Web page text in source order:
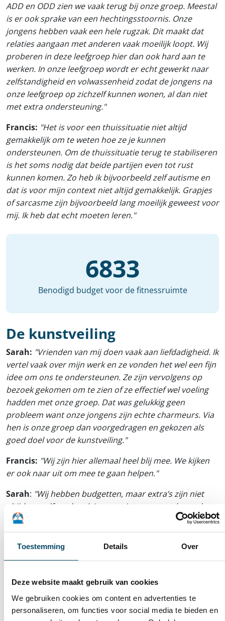
Toestemming Details Over
Deze website maakt gebruik van cookies
We gebruiken cookies om content en advertenties te
personaliseren, om functies voor social media te bieden en
ADD en ODD zien we vaak terug bij onze groep. Meestal
is er ook sprake van een hechtingsstoornis. Onze
jongens hebben vaak een hele rugzak. Dit maakt dat
relaties aangaan met anderen vaak moeilijk loopt. Wij
proberen in deze leefgroep hier dan ook hard aan te
werken. In onze leefgroep wordt er echt gewerkt naar
zelfstandigheid en volwassenheid zodat de jongens na
onze leefgroep op zichzelf kunnen wonen, al dan niet
met extra ondersteuning."
Francis: "Het is voor een thuissituatie niet altijd
gemakkelijk om te weten hoe ze je kunnen
ondersteunen. Om de thuissituatie terug te stabiliseren
is het soms nodig dat beide partijen even tot rust
kunnen komen. Zo heb ik bijvoorbeeld zelf autisme en
dat is voor mijn context niet altijd gemakkelijk. Grapjes
of sarcasme zijn bijvoorbeeld lang moeilijk geweest voor
mij. Ik heb dat echt moeten leren."
6833
Benodigd budget voor de fitnessruimte
De kunstveiling
Sarah: "Vrienden van mij doen vaak aan liefdadigheid. Ik
vertel vaak over mijn werk en ze vonden het wel een fijn
idee om ons te ondersteunen. Ze zijn vervolgens op
bezoek gekomen om te zien of ze effectief wel voeling
hadden met onze groep. Dat was gelukkig geen
probleem want onze jongens zijn echte charmeurs. Via
hen is onze groep dan voorgedragen en gekozen als
goed doel voor de kunstveiling."
Francis: "Wij zijn hier allemaal heel blij mee. We kijken
er ook naar uit om mee te gaan helpen."
Sarah: "Wij hebben budgetten, maar extra’s zijn niet
altijd vanzelfsprekend. Je mag niet vergeten dat veel van
onze jongens hier permanent verblijven en niet meer
naar huis gaan. Voor veel jongens zijn we niet alleen
opvoeders, maar ook hun volledige context waarbinnen
weg te brengen naar hobby’s. Het is voor ons dus een
uitdaging om de dagbesteding levendig te houden. Een
deel van de opbrengst zouden we daarom echt willen